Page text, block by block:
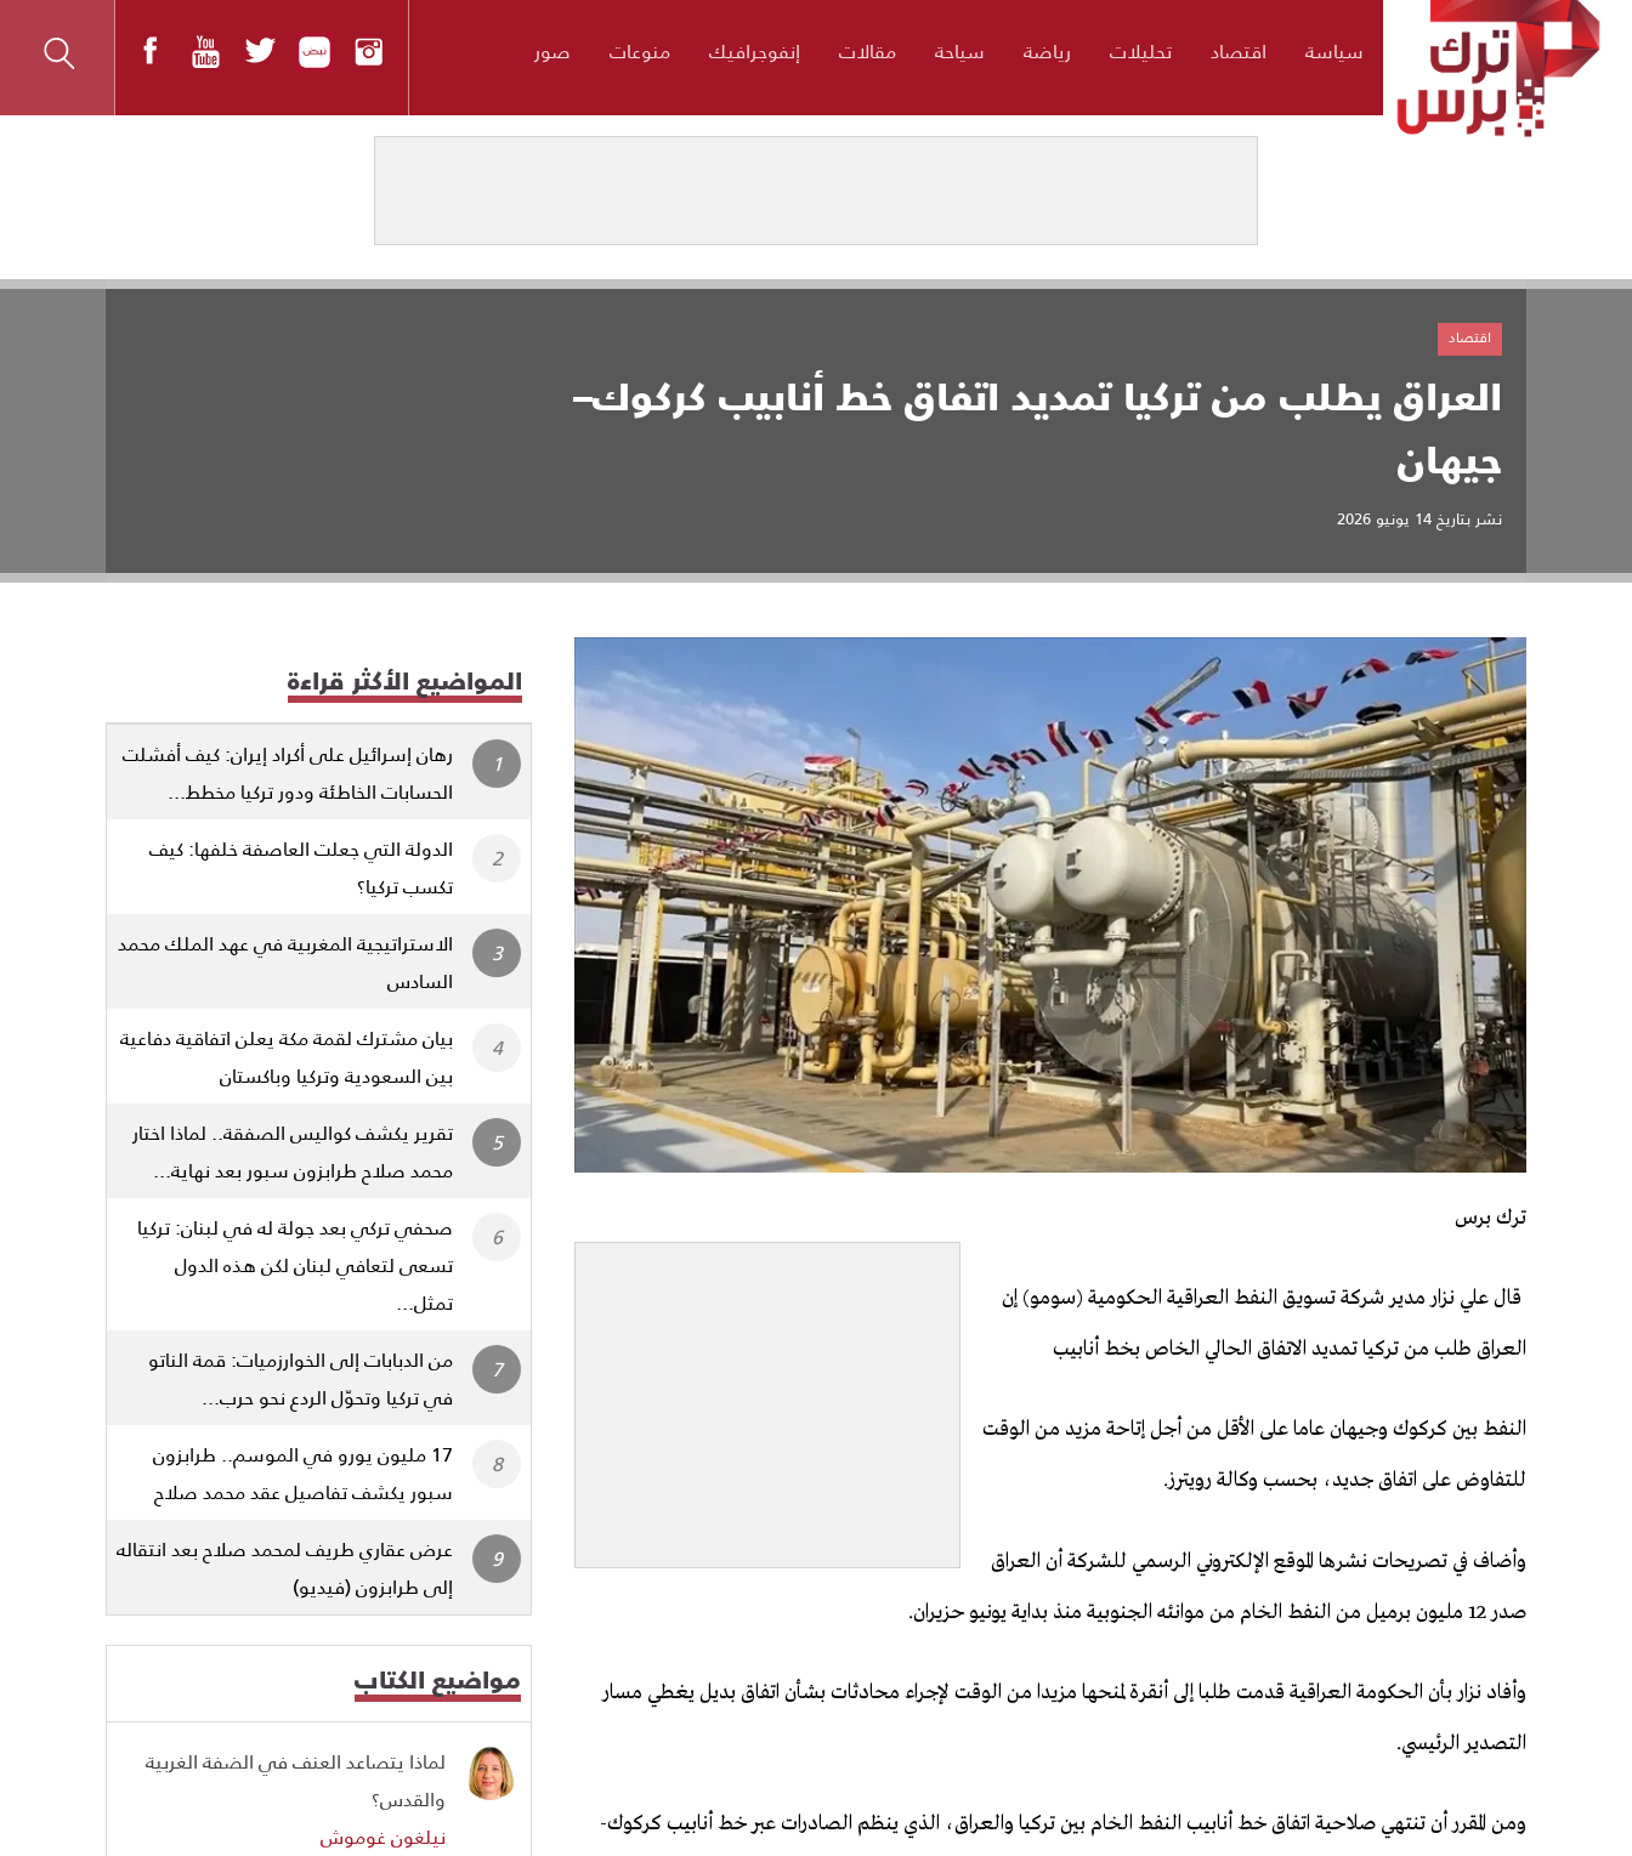
سياسة اقتصاد تحليلات رياضة سياحة مقالات إنفوجرافيك منوعات صور
العراق يطلب من تركيا تمديد اتفاق خط أنابيب كركوك–
جيهان
نشر بتاريخ14 يونيو 2026
اقتصاد
ترك برس
قال علي نزار مدير شركة تسويق النفط العراقية الحكومية (سومو) إن
العراق ‌طلب من تركيا تمديد الاتفاق الحالي الخاص بخط أنابيب
النفط بين كركوك وجيهان عاما على الأقل من أجل إتاحة مزيد من الوقت
⁠للتفاوض على اتفاق جديد، بحسب وكالة رويترز.
وأضاف في تصريحات نشرها الموقع الإلكتروني الرسمي للشركة أن العراق
صدر 12 مليون برميل من النفط الخام من موانئه الجنوبية منذ بداية يونيو حزيران.
وأفاد نزار بأن الحكومة العراقية قدمت طلبا إلى ‌أنقرة ⁠لمنحها مزيدا من الوقت لإجراء محادثات بشأن اتفاق بديل يغطي مسار
التصدير الرئيسي.
ومن المقرر أن تنتهي صلاحية اتفاق خط ⁠أنابيب النفط الخام بين تركيا والعراق، الذي ينظم الصادرات عبر خط أنابيب كركوك-
المواضيع الأكثر قراءة
رهان إسرائيل على أكراد إيران: كيف أفشلت
الحسابات الخاطئة ودور تركيا مخطط...
الدولة التي جعلت العاصفة خلفها: كيف
تكسب تركيا؟
الاستراتيجية المغربية في عهد الملك محمد
السادس
بيان مشترك لقمة مكة يعلن اتفاقية دفاعية
بين السعودية وتركيا وباكستان
تقرير يكشف كواليس الصفقة.. لماذا اختار
محمد صلاح طرابزون سبور بعد نهاية...
صحفي تركي بعد جولة له في لبنان: تركيا
تسعى لتعافي لبنان لكن هذه الدول
تمثل...
من الدبابات إلى الخوارزميات: قمة الناتو
في تركيا وتحوّل الردع نحو حرب...
17 مليون يورو في الموسم.. طرابزون
سبور يكشف تفاصيل عقد محمد صلاح
عرض عقاري طريف لمحمد صلاح بعد انتقاله
إلى طرابزون (فيديو)
مواضيع الكتاب
لماذا يتصاعد العنف في الضفة الغربية
والقدس؟
نيلغون غوموش